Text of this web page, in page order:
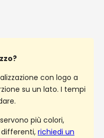
con logo a
su un lato. I tempi
più colori,
richiedi un